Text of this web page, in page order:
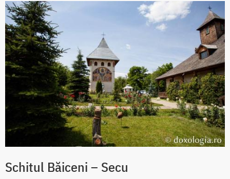
Schitul Băiceni – Secu